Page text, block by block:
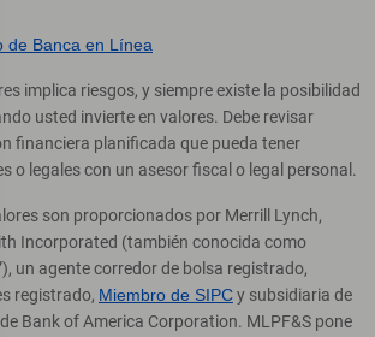
de Banca en Línea
implica riesgos, y siempre existe la posibilidad
usted invierte en valores. Debe revisar
financiera planificada que pueda tener
o legales con un asesor fiscal o legal personal.
son proporcionados por Merrill Lynch,
Incorporated (también conocida como
un agente corredor de bolsa registrado,
registrado, Miembro de SIPCy subsidiaria de
Bank of America Corporation. MLPF&S pone